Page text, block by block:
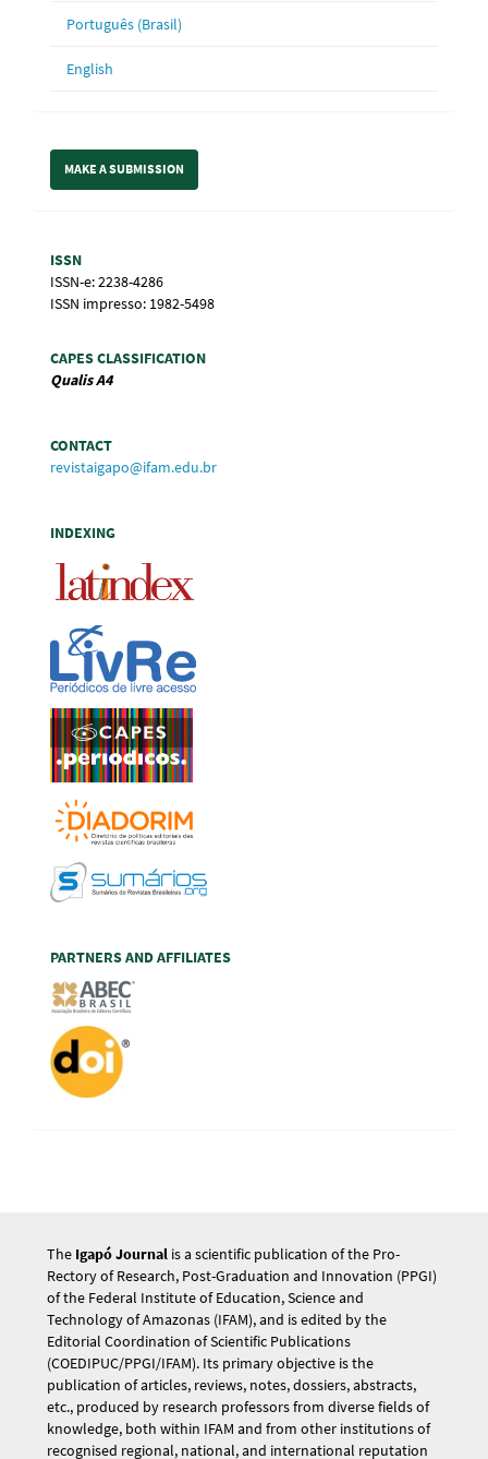
Português (Brasil)
English
Make
MAKE A SUBMISSION
Information
ISSN
ISSN-e: 2238-4286
ISSN impresso: 1982-5498
CAPES CLASSIFICATION
QualisA4
CONTACT
revistaigapo@ifam.edu.br
INDEXING
PARTNERS AND AFFILIATES
The Igapó Journal is a scientific publication of the Pro-
Rectory of Research, Post-Graduation and Innovation (PPGI)
of the Federal Institute of Education, Science and
Technology of Amazonas (IFAM), and is edited by the
Editorial Coordination of Scientific Publications
(COEDIPUC/PPGI/IFAM). Its primary objective is the
publication of articles, reviews, notes, dossiers, abstracts,
etc., produced by research professors from diverse fields of
knowledge, both within IFAM and from other institutions of
recognised regional, national, and international reputation